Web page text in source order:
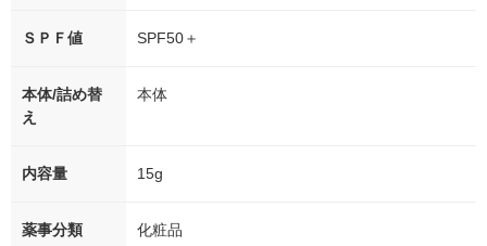
ＳＰＦ値 SPF50＋
本体/詰め替
え
本体
内容量 15g
薬事分類 化粧品